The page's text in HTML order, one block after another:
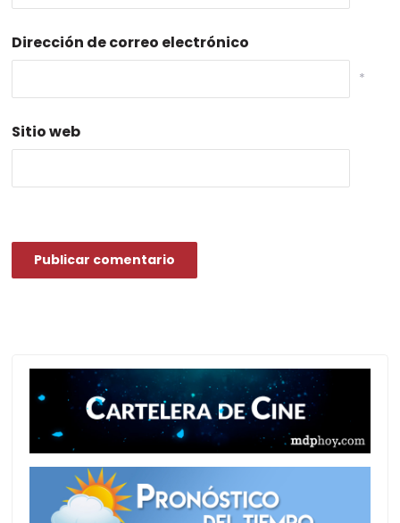
Dirección de correo electrónico
*
Sitio web